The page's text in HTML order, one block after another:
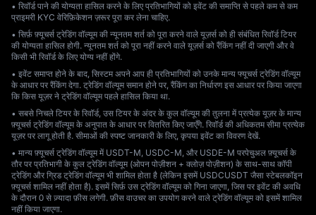
• रिवॉर्ड पाने की योग्यता हासिल करने के लिए प्रतिभागियों को इवेंट की समाप्ति से पहले कम से कम
प्राइमरी KYC वेरिफ़िकेशन ज़रूर पूरा कर लेना चाहिए.
• सिर्फ़ फ़्यूचर्स ट्रेडिंग वॉल्यूम की न्यूनतम शर्त को पूरा करने वाले यूज़र्स को ही संबंधित रिवॉर्ड टियर
की योग्यता हासिल होगी. न्यूनतम शर्त को पूरा नहीं करने वाले यूज़र्स को रैंकिंग नहीं दी जाएगी और वे
किसी भी रिवॉर्ड के लिए योग्य नहीं होंगे.
• इवेंट समाप्त होने के बाद, सिस्टम अपने आप ही प्रतिभागियों को उनके मान्य फ्यूचर्स ट्रेडिंग वॉल्यूम
के आधार पर रैंकिंग देगा. ट्रेडिंग वॉल्यूम समान होने पर, रैंकिंग का निर्धारण इस आधार पर किया जाएगा
कि किस यूज़र ने ट्रेडिंग वॉल्यूम पहले हासिल किया था.
• सबसे निचले टियर के रिवॉर्ड, उस टियर के अंदर के कुल वॉल्यूम की तुलना में प्रत्येक यूज़र के मान्य
फ़्यूचर्स ट्रेडिंग वॉल्यूम के अनुपात के आधार पर वितरित किए जाएँगे. रिवॉर्ड की अधिकतम सीमा प्रत्येक
यूज़र पर लागू होती है. सीमाओं की स्पष्ट जानकारी के लिए, कृपया इवेंट का विवरण देखें.
• मान्य फ़्यूचर्स ट्रेडिंग वॉल्यूम में USDT-M, USDC-M, और USDE-M परपेचुअल फ़्यूचर्स के
तौर पर प्रतिभागी के कुल ट्रेडिंग वॉल्यूम (ओपन पोज़ीशन + क्लोज़ पोज़ीशन) के साथ-साथ कॉपी
ट्रेडिंग और ग्रिड ट्रेडिंग वॉल्यूम भी शामिल होता है (लेकिन इसमें USDCUSDT जैसा स्टेबलकॉइन
फ़्यूचर्स शामिल नहीं होता है). इसमें सिर्फ़ उस ट्रेडिंग वॉल्यूम को गिना जाएगा, जिस पर इवेंट की अवधि
के दौरान 0 से ज़्यादा फ़ीस लगेगी. फ़ीस वाउचर का उपयोग करने वाले ट्रेडिंग वॉल्यूम को इसमें शामिल
नहीं किया जाएगा.